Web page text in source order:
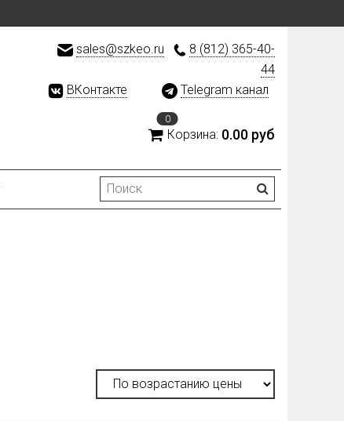
sales@szkeo.ru
8 (812) 365-40-
44
ВКонтакте
Telegram канал
0
Корзина: 0.00 руб